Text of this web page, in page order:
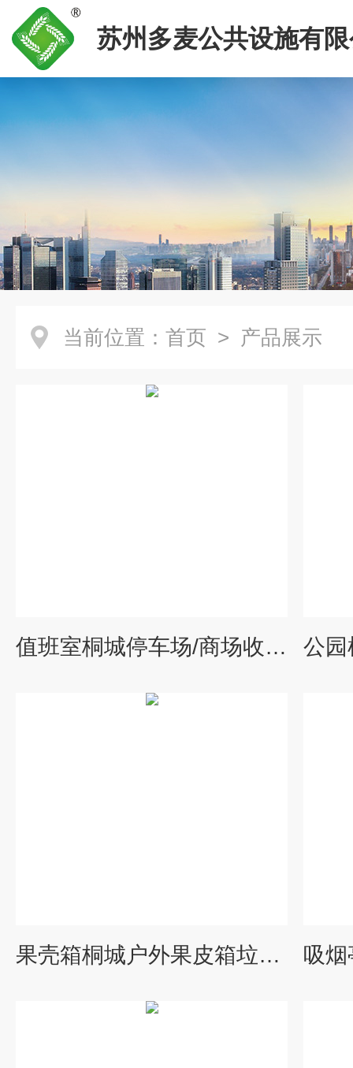
苏州多麦公共设施有
当前位置： 首页 > 产品展示
值班室桐城停车场/商场收费岗亭-保安亭生产厂家
果壳箱桐城户外果皮箱垃圾桶-金属垃圾收集箱价格